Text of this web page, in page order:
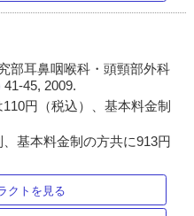
部耳鼻咽喉科・頭頸部外科
41-45, 2009.
円（税込）、基本料金制
基本料金制の方共に913円
クトを見る